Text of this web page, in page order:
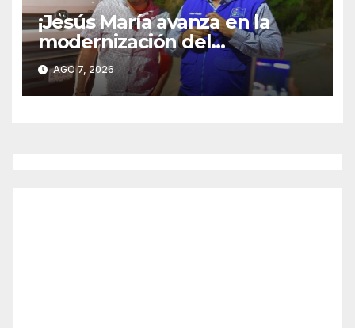
¡Jesús María avanza en la
modernización del
alumbrado público; Paso
Blanco ya cuenta con
iluminación 100 % LED!
AGO 7, 2026